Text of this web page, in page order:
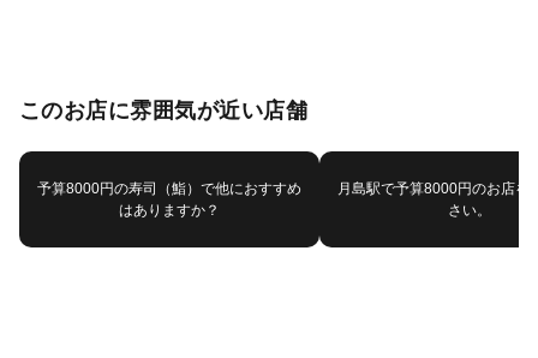
このお店に雰囲気が近い店舗
予算8000円の寿司（鮨）で他におすすめ
はありますか？
月島駅で予算8000円のお店を
さい。